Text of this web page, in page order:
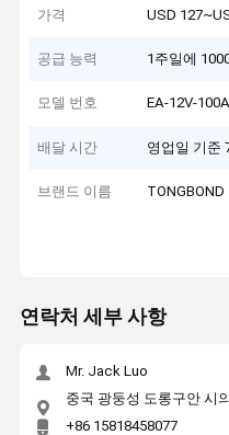
가격 USD
공급 능력 1주일에
모델 번호 EA-12V-
배달 시간 영업일 기준
브랜드 이름 TONGBOND
연락처 세부 사항
Mr. Jack Luo
중국 광둥성 도롱구안 시
+86 15818458077